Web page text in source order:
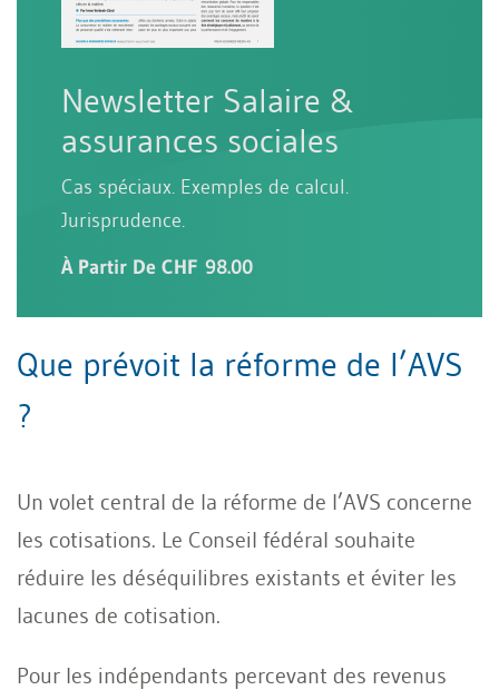
Newsletter Salaire &
assurances sociales
Cas spéciaux. Exemples de calcul.
Jurisprudence.
À Partir De CHF 98.00
Que prévoit la réforme de l’AVS
?
Un volet central de la réforme de l’AVS concerne
les cotisations. Le Conseil fédéral souhaite
réduire les déséquilibres existants et éviter les
lacunes de cotisation.
Pour les indépendants percevant des revenus